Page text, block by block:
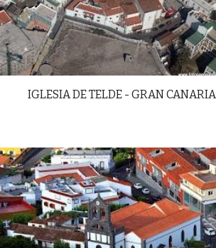
IGLESIA DE TELDE - GRAN CANARIA